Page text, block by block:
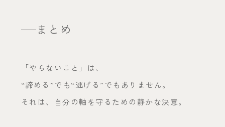
まとめ
「やらないこと」は、
“諦める”でも“逃げる”でもありません。
それは、自分の軸を守るための静かな決意。